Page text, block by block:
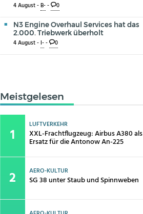
4 August -B-- 0
N3 Engine Overhaul Services hat das
2.000. Triebwerk überholt
4 August -I-- 0
Meistgelesen
LUFTVERKEHR
XXL-Frachtflugzeug: Airbus A380 als
Ersatz für die Antonow An-225
AERO-KULTUR
SG 38 unter Staub und Spinnweben